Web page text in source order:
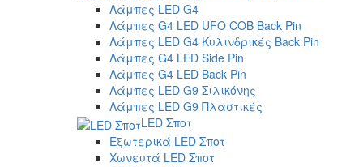
Λάμπες LED G4
Λάμπες G4 LED UFO COB Back Pin
Λάμπες LED G4 Κυλινδρικές Back Pin
Λάμπες G4 LED Side Pin
Λάμπες G4 LED Back Pin
Λάμπες LED G9 Σιλικόνης
Λάμπες LED G9 Πλαστικές
LED Σποτ
Εξωτερικά LED Σποτ
Χωνευτά LED Σποτ